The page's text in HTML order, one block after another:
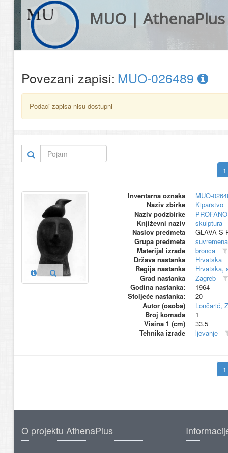
MUO | AthenaPlus
Povezani zapisi: MUO-026489
Podaci zapisa nisu dostupni
Inventarna oznaka
MUO-
Naziv zbirke
Kiparstvo
Naziv podzbirke
PROFANO
Književni naziv
skulptura
Naslov predmeta
GLAVA S
Grupa predmeta
suvremena
Materijal izrade
bronca
Država nastanka
Hrvatska
Regija nastanka
Hrvatska,
Grad nastanka
Zagreb
Godina nastanka:
1964
Stoljeće nastanka:
20
Autor (osoba)
Lončarić,
Broj komada
1
Visina 1 (cm)
33.5
Tehnika izrade
ljevanje
O projektu AthenaPlus